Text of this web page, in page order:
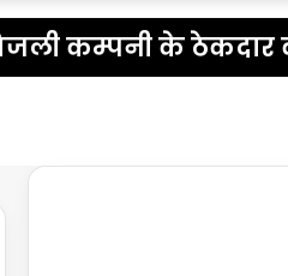
के ठेकदार की